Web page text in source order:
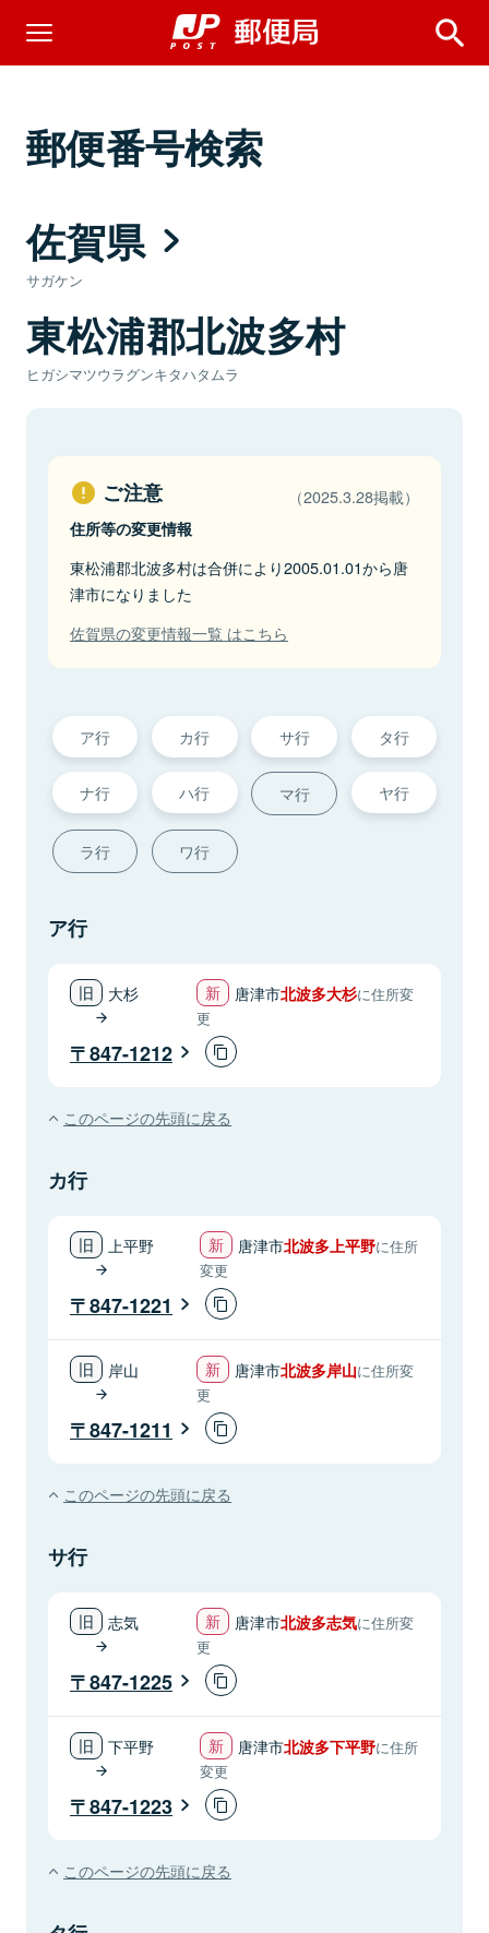
郵便番号検索
佐賀県
サガケン
東松浦郡北波多村
ヒガシマツウラグンキタハタムラ
ご注意 （2025.3.28掲載）
住所等の変更情報
東松浦郡北波多村は合併により2005.01.01から唐
津市になりました
佐賀県の変更情報一覧 はこちら
ア行 カ行 サ行 タ行
ナ行 ハ行 マ行 ヤ行
ラ行 ワ行
ア行
大杉 唐津市北波多大杉に住所変
更
847-1212
このページの先頭に戻る
カ行
上平野 唐津市北波多上平野に住所
変更
847-1221
岸山 唐津市北波多岸山に住所変
更
847-1211
このページの先頭に戻る
サ行
志気 唐津市北波多志気に住所変
更
847-1225
下平野 唐津市北波多下平野に住所
変更
847-1223
このページの先頭に戻る